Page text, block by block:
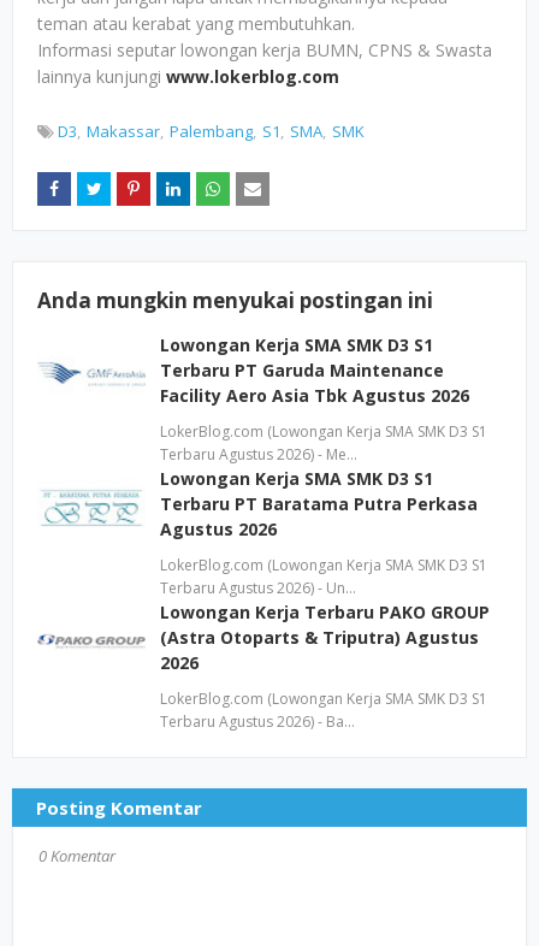
teman atau kerabat yang membutuhkan.
Informasi seputar lowongan kerja BUMN, CPNS & Swasta
lainnya kunjungi www.lokerblog.com
D3 Makassar Palembang S1 SMA SMK
Anda mungkin menyukai postingan ini
Lowongan Kerja SMA SMK D3 S1
Terbaru PT Garuda Maintenance
Facility Aero Asia Tbk Agustus 2026
LokerBlog.com (Lowongan Kerja SMA SMK D3 S1
Terbaru Agustus 2026) - Me…
Lowongan Kerja SMA SMK D3 S1
Terbaru PT Baratama Putra Perkasa
Agustus 2026
LokerBlog.com (Lowongan Kerja SMA SMK D3 S1
Terbaru Agustus 2026) - Un…
Lowongan Kerja Terbaru PAKO GROUP
(Astra Otoparts & Triputra) Agustus
2026
LokerBlog.com (Lowongan Kerja SMA SMK D3 S1
Terbaru Agustus 2026) - Ba…
Posting Komentar
0 Komentar